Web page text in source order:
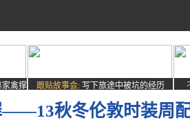
家禽撑
跟贴故事会: 写下旅途中被坑的经历
秋冬伦敦时装周